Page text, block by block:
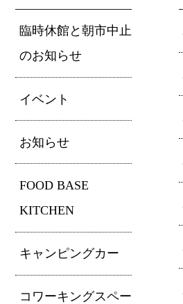
臨時休館と朝市中止
のお知らせ
イベント
お知らせ
FOOD BASE
KITCHEN
キャンピングカー
コワーキングスペー